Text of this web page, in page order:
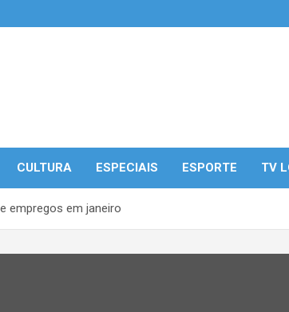
CULTURA ESPECIAIS ESPORTE TV
empregos em janeiro